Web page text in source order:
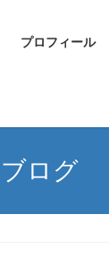
プロフィール
ブログ